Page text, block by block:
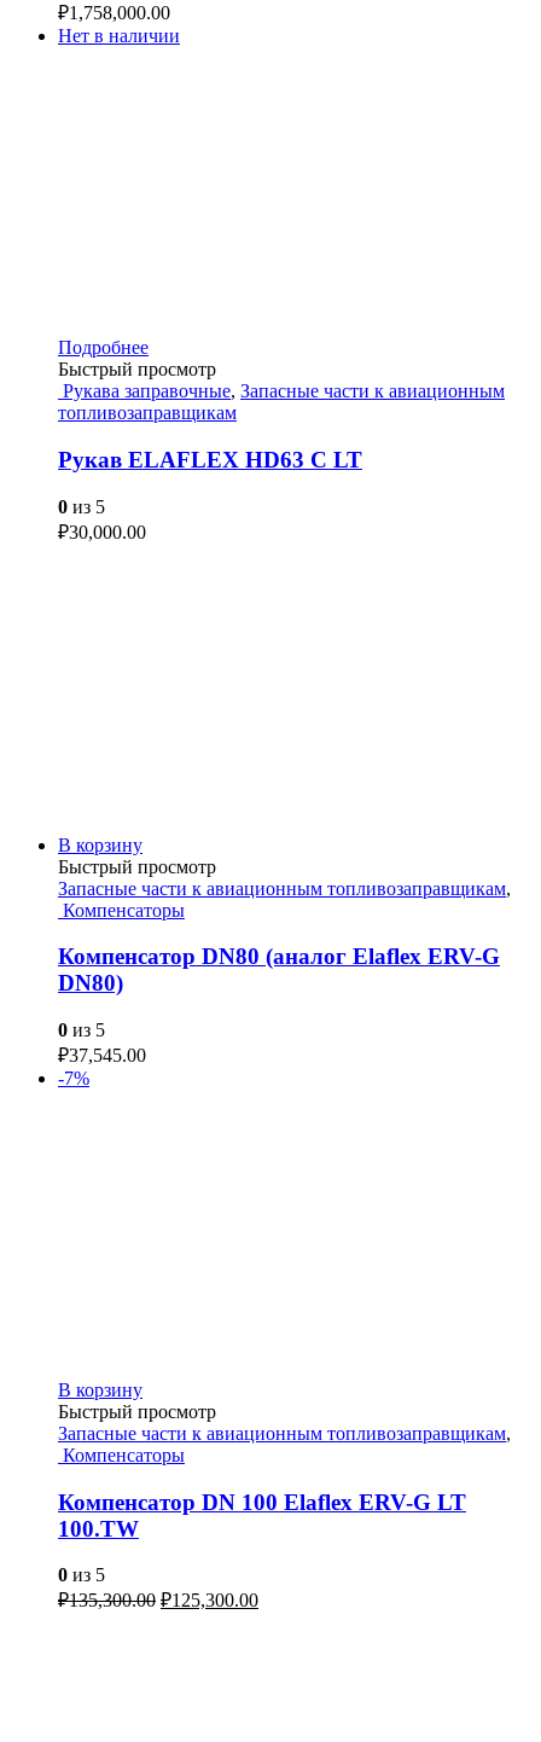
₽1,758,000.00
Нет в наличии
Подробнее
Быстрый просмотр
Рукава заправочные, Запасные части к авиационным
топливозаправщикам
Рукав ELAFLEX HD63 C LT
0 из 5
₽30,000.00
В корзину
Быстрый просмотр
Запасные части к авиационным топливозаправщикам,
Компенсаторы
Компенсатор DN80 (аналог Elaflex ERV-G
DN80)
0 из 5
₽37,545.00
-7%
В корзину
Быстрый просмотр
Запасные части к авиационным топливозаправщикам,
Компенсаторы
Компенсатор DN 100 Elaflex ERV-G LT
100.TW
0 из 5
₽135,300.00 ₽125,300.00